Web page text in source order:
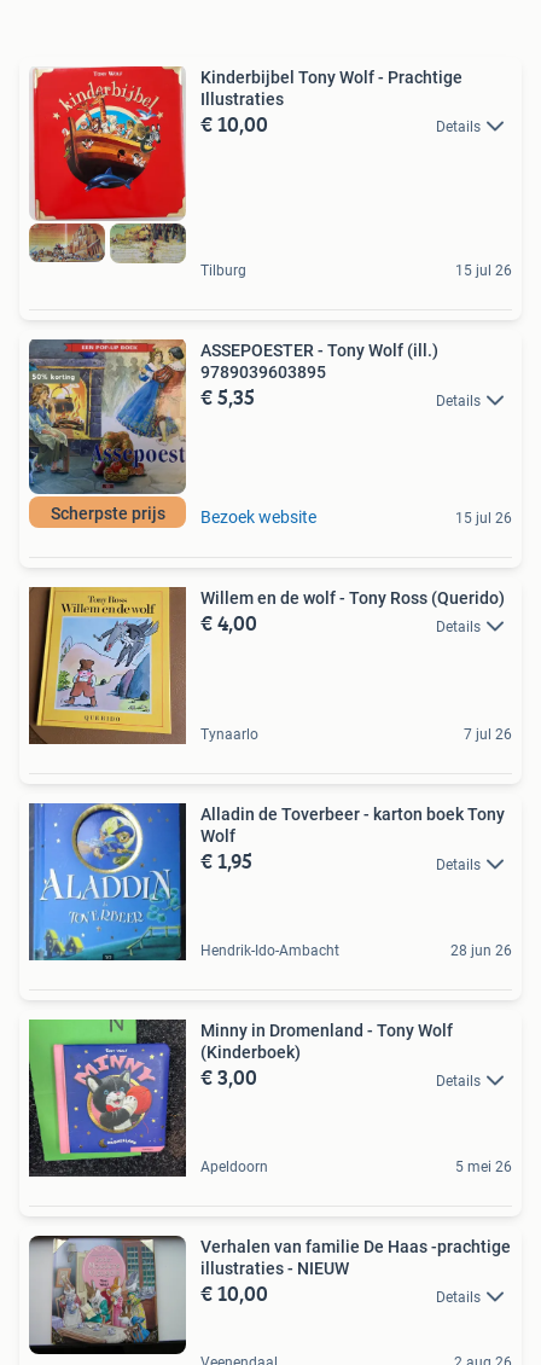
Kinderbijbel Tony Wolf - Prachtige
Illustraties
€ 10,00 Details
Tilburg 15 jul 26
Scherpste prijs
ASSEPOESTER - Tony Wolf (ill.)
9789039603895
€ 5,35 Details
Bezoek website 15 jul 26
Willem en de wolf - Tony Ross (Querido)
€ 4,00 Details
Tynaarlo 7 jul 26
Alladin de Toverbeer - karton boek Tony
Wolf
€ 1,95 Details
Hendrik-Ido-Ambacht 28 jun 26
Minny in Dromenland - Tony Wolf
(Kinderboek)
€ 3,00 Details
Apeldoorn 5 mei 26
Verhalen van familie De Haas -prachtige
illustraties - NIEUW
€ 10,00 Details